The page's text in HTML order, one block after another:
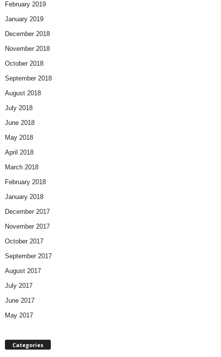
February 2019
January 2019
December 2018
November 2018
October 2018
September 2018
August 2018
July 2018
June 2018
May 2018
April 2018
March 2018
February 2018
January 2018
December 2017
November 2017
October 2017
September 2017
August 2017
July 2017
June 2017
May 2017
Categories